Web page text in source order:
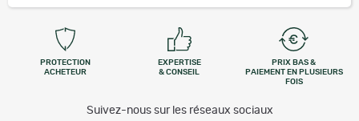
PROTECTION
ACHETEUR
EXPERTISE
& CONSEIL
PRIX BAS &
PAIEMENT EN PLUSIEURS
FOIS
Suivez-nous sur les réseaux sociaux